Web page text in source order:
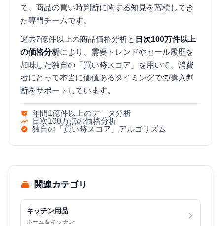
て、商品の買い時判断に関する知見を蓄積してき
た専門チームです。
過去7億件以上の商品価格分析と 日次100万件以上
の価格分析により、需要トレンドやセール履歴を
加味した独自の「買い時スコア」を用いて、消費
者にとって本当に価値あるタイミングでの購入判
断をサポートしています。
年間1億件以上のデータ分析
日次100万点の価格分析
独自の「買い時スコア」アルゴリズム
関連カテゴリ
キッチン用品
ホーム＆キッチン